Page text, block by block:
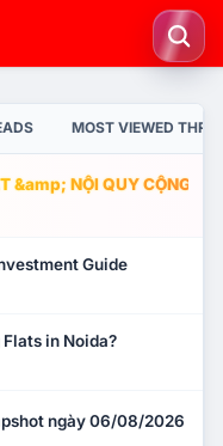
MOST VIEWED
&amp; NỘI QUY CỘNG
Guide
Flats in Noida?
ngày 06/08/2026